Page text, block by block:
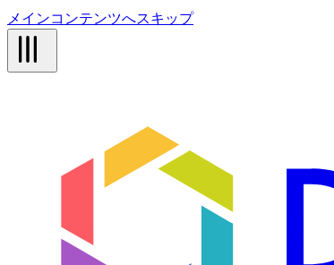
メインコンテンツへスキップ